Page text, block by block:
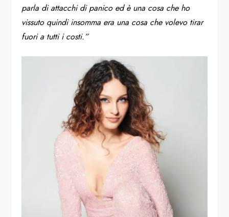
parla di attacchi di panico ed è una cosa che ho
vissuto quindi insomma era una cosa che volevo tirar
fuori a tutti i costi.”